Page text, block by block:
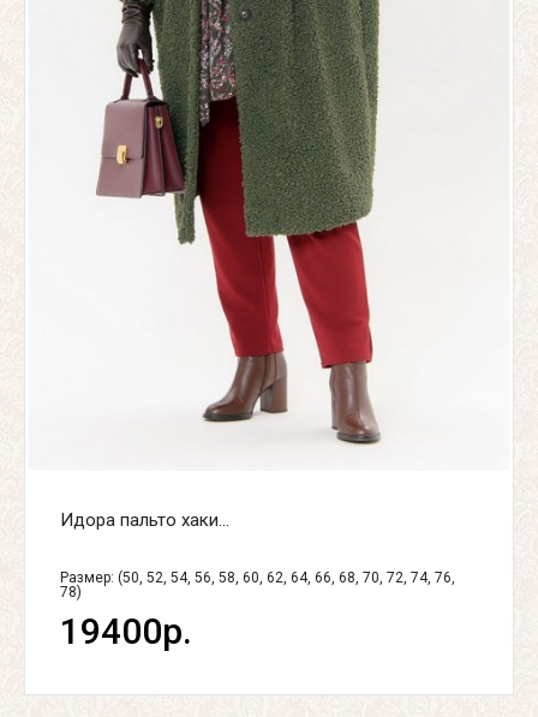
Идора пальто хаки...
Размер: (50, 52, 54, 56, 58, 60, 62, 64, 66, 68, 70, 72, 74, 76,
78)
19400р.